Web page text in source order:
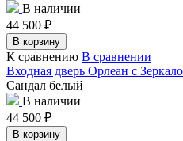
В наличии
44 500 ₽
В корзину
К сравнению В сравнении
Входная дверь Орлеан с
Сандал белый
В наличии
44 500 ₽
В корзину